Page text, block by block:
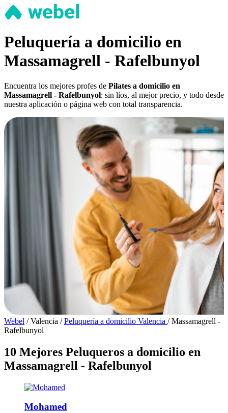
Peluquería a domicilio en
Massamagrell - Rafelbunyol
Encuentra los mejores profes de Pilates a domicilio en
Massamagrell - Rafelbunyol: sin líos, al mejor precio, y todo desde
nuestra aplicación o página web con total transparencia.
Webel / Valencia / Peluquería a domicilio Valencia / Massamagrell -
Rafelbunyol
10 Mejores Peluqueros a domicilio en
Massamagrell - Rafelbunyol
Mohamed